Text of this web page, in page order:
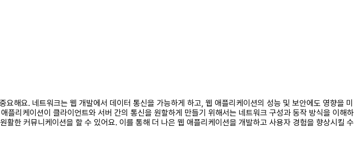
해요. 네트워크는 웹 개발에서 데이터 통신을 가능하게 하고, 웹 애플리케이션의 성능 및 보안에도 영향을 미
리케이션이 클라이언트와 서버 간의 통신을 원할하게 만들기 위해서는 네트워크 구성과 동작 방식을 이해하
한 커뮤니케이션을 할 수 있어요. 이를 통해 더 나은 웹 애플리케이션을 개발하고 사용자 경험을 향상시킬 수